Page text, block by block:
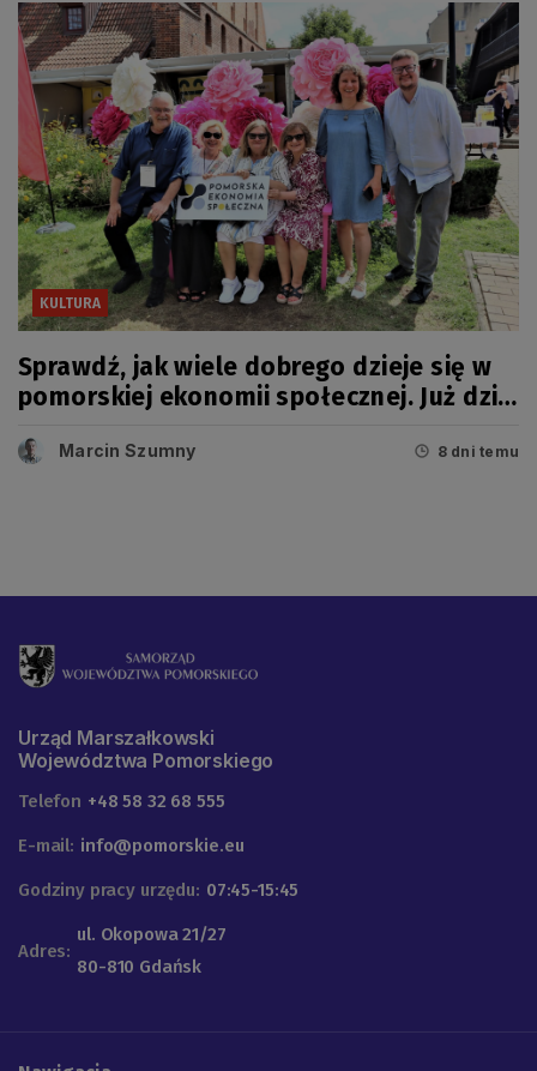
KULTURA
Sprawdź, jak wiele dobrego dzieje się w
pomorskiej ekonomii społecznej. Już dziś
Marcin Szumny 8 dni temu
Urząd Marszałkowski
Województwa Pomorskiego
Telefon +48 58 32 68 555
E-mail: info@pomorskie.eu
Godziny pracy urzędu: 07:45-15:45
Adres:
ul. Okopowa 21/27
80-810 Gdańsk